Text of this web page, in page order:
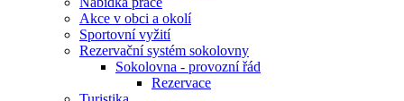
Akce v obci a okolí
Sportovní vyžití
Rezervační systém sokolovny
Sokolovna - provozní řád
Rezervace